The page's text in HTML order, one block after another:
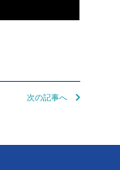
次の記事へ